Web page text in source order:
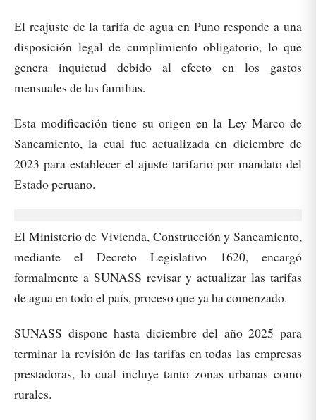
El reajuste de la tarifa de agua en Puno responde a una
disposición legal de cumplimiento obligatorio, lo que
genera inquietud debido al efecto en los gastos
mensuales de las familias.
Esta modificación tiene su origen en la Ley Marco de
Saneamiento, la cual fue actualizada en diciembre de
2023 para establecer el ajuste tarifario por mandato del
Estado peruano.
El Ministerio de Vivienda, Construcción y Saneamiento,
mediante el Decreto Legislativo 1620, encargó
formalmente a SUNASS revisar y actualizar las tarifas
de agua en todo el país, proceso que ya ha comenzado.
SUNASS dispone hasta diciembre del año 2025 para
terminar la revisión de las tarifas en todas las empresas
prestadoras, lo cual incluye tanto zonas urbanas como
rurales.